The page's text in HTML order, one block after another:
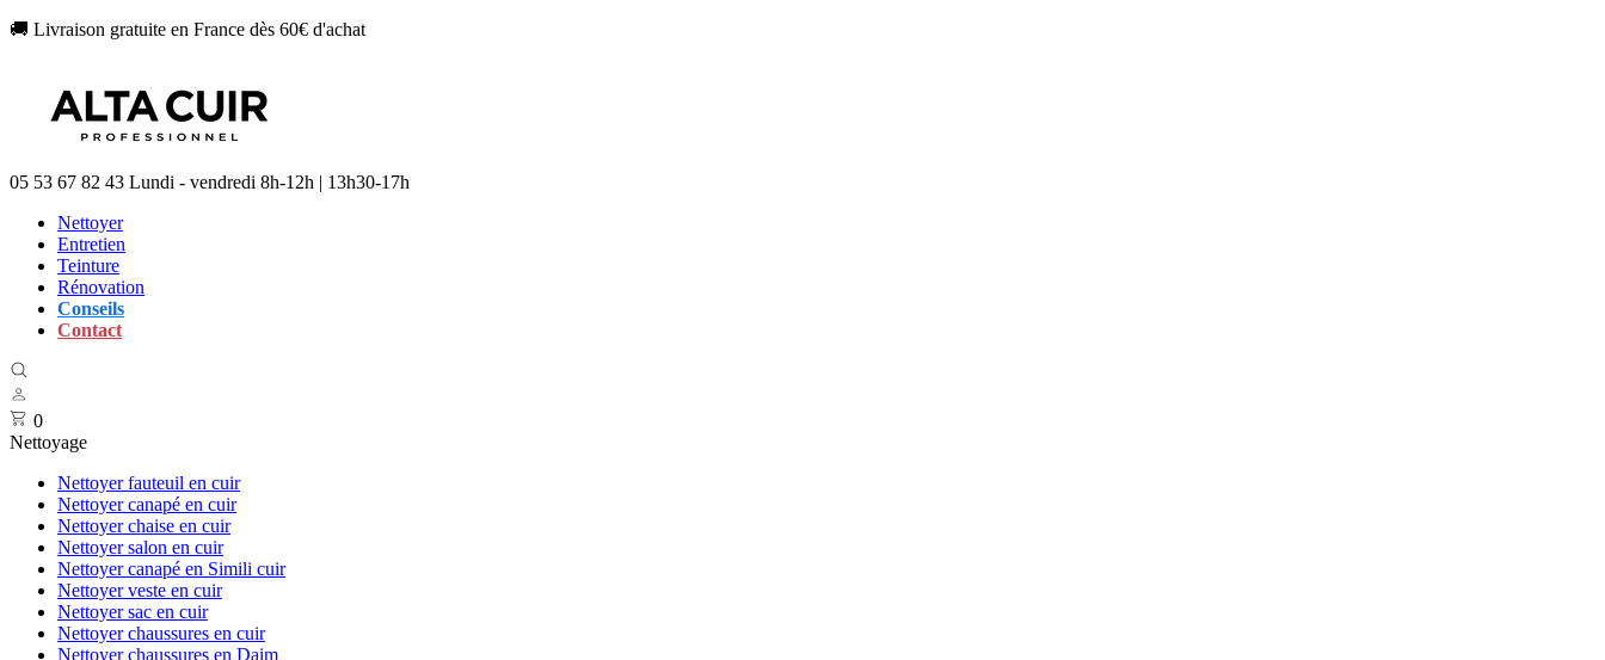
🚚 Livraison gratuite en France dès 60€ d'achat
05 53 67 82 43 Lundi - vendredi 8h-12h | 13h30-17h
Nettoyer
Entretien
Teinture
Rénovation
Conseils
Contact
0
Nettoyage
Nettoyer fauteuil en cuir
Nettoyer canapé en cuir
Nettoyer chaise en cuir
Nettoyer salon en cuir
Nettoyer canapé en Simili cuir
Nettoyer veste en cuir
Nettoyer sac en cuir
Nettoyer chaussures en cuir
Nettoyer chaussures en Daim